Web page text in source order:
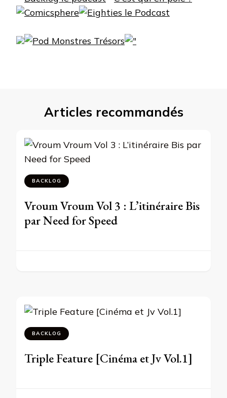
Articles recommandés
BACKLOG
Vroum Vroum Vol 3 : L’itinéraire Bis
par Need for Speed
BACKLOG
Triple Feature [Cinéma et Jv Vol.1]